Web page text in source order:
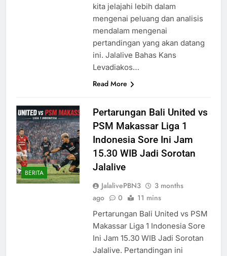
kita jelajahi lebih dalam
mengenai peluang dan analisis
mendalam mengenai
pertandingan yang akan datang
ini. Jalalive Bahas Kans
Levadiakos…
Read More
BERITA
Pertarungan Bali United vs
PSM Makassar Liga 1
Indonesia Sore Ini Jam
15.30 WIB Jadi Sorotan
Jalalive
JalalivePBN3
3 months
ago
0 11 mins
Pertarungan Bali United vs PSM
Makassar Liga 1 Indonesia Sore
Ini Jam 15.30 WIB Jadi Sorotan
Jalalive. Pertandingan ini